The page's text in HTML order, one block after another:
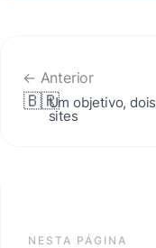
← Anterior
🇧🇷Um objetivo, dois
sites
NESTA PÁGINA